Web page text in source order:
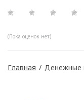
(Пока оценок нет)
Главная / Денежные